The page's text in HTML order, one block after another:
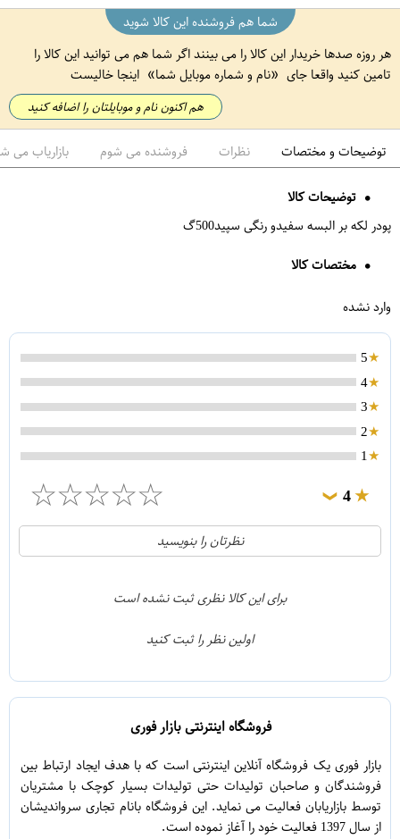
شما هم فروشنده این کالا شوید
هر روزه صدها خریدار این کالا را می بینند اگر شما هم می توانید این کالا را
تامین کنید واقعا جای
نام و شماره موبایل شما اینجا خالیست
هم اکنون نام و موبایلتان را اضافه کنید
توضیحات و مختصات نظرات فروشنده می شوم بازاریاب می
توضیحات کالا
پودر لکه بر البسه سفیدو رنگی سپید500گ
مختصات کالا
وارد نشده
5
4
3
2
1
4
❯
☆
☆
☆
☆
☆
0
0
نظرتان را بنویسید
برای این کالا نظری ثبت نشده است
اولین نظر را ثبت کنید
فروشگاه اینترنتی بازار فوری
بازار فوری یک فروشگاه آنلاین اینترنتی است که با هدف ایجاد ارتباط بین
فروشندگان و صاحبان تولیدات حتی تولیدات بسیار کوچک با مشتریان
توسط بازاریابان فعالیت می نماید. این فروشگاه بانام تجاری سرواندیشان
از سال 1397 فعالیت خود را آغاز نموده است.